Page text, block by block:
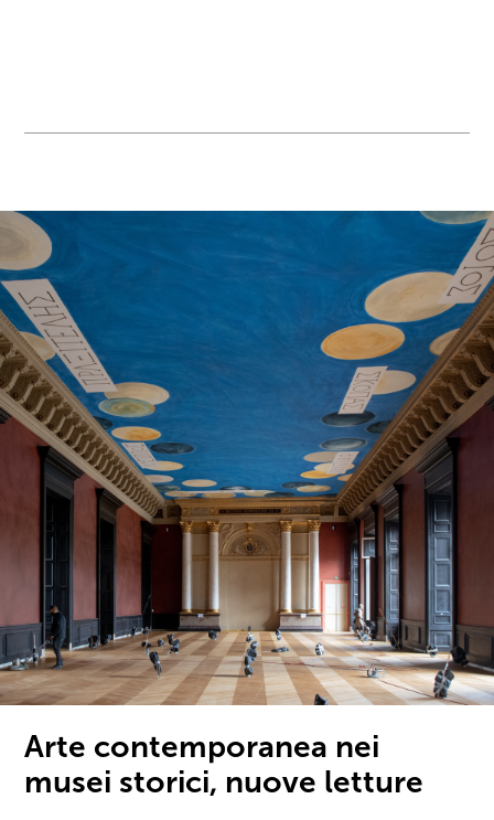
Arte contemporanea nei
musei storici, nuove letture